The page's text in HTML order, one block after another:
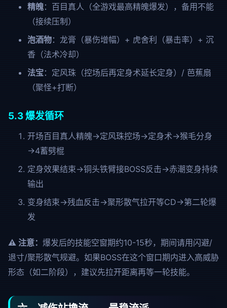
精魄：百目真人（全游戏最高精魄爆发），备用不能
（接续压制）
泡酒物：龙膏（暴伤增幅）+ 虎舍利（暴击率）+ 沉
香（法术冷却）
法宝：定风珠（控场后再定身术延长定身）/ 芭蕉扇
（聚怪+打断）
5.3 爆发循环
开场百目真人精魄→定风珠控场→定身术→猴毛分身
→4蓄劈棍
定身效果结束→铜头铁臂接BOSS反击→赤潮变身持续
输出
变身结束→残血反击→聚形散气拉开等CD→第二轮爆
发
⚠️ 注意： 爆发后的技能空窗期约10-15秒，期间请用闪避/
退寸/聚形散气规避。如果BOSS在这个窗口期内进入高威胁
形态（如二阶段），建议先拉开距离再等一轮技能。